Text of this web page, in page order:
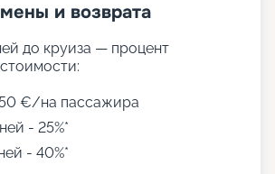
и возврата
до круиза — процент
€/на пассажира
- 25%*
- 40%*